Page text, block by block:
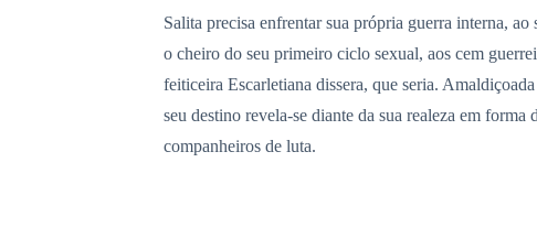
Salita precisa enfrentar sua própria guerra interna,
o cheiro do seu primeiro ciclo sexual, aos cem
feiticeira Escarletiana dissera, que seria.
seu destino revela-se diante da sua realeza em
companheiros de luta.